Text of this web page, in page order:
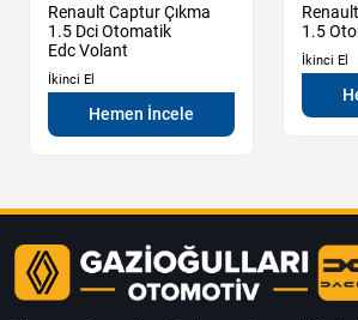
Renault Captur Çıkma
1.5 Dci Otomatik
Edc Volant
İkinci El
Hemen İncele
1.5
İkinci El